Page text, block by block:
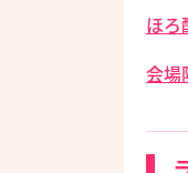
ほろ
会場